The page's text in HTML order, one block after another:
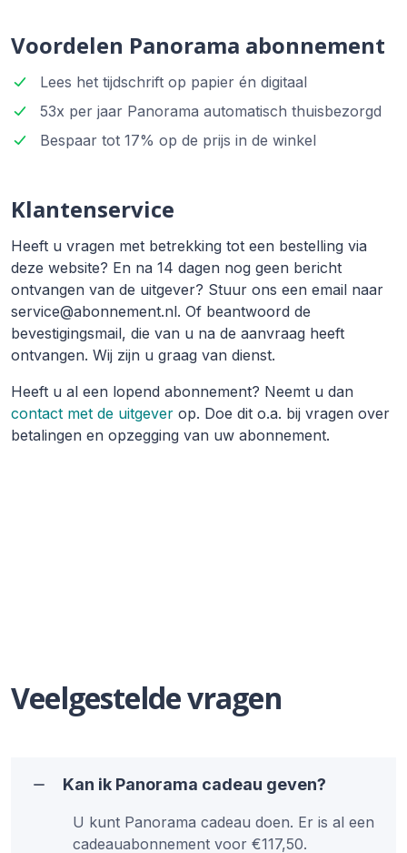
Voordelen Panorama abonnement
Lees het tijdschrift op papier én digitaal
53x per jaar Panorama automatisch thuisbezorgd
Bespaar tot 17% op de prijs in de winkel
Klantenservice
Heeft u vragen met betrekking tot een bestelling via
deze website? En na 14 dagen nog geen bericht
ontvangen van de uitgever? Stuur ons een email naar
service@abonnement.nl. Of beantwoord de
bevestigingsmail, die van u na de aanvraag heeft
ontvangen. Wij zijn u graag van dienst.
Heeft u al een lopend abonnement? Neemt u dan
contact met de uitgever op. Doe dit o.a. bij vragen over
betalingen en opzegging van uw abonnement.
Veelgestelde vragen
Kan ik Panorama cadeau geven?
U kunt Panorama cadeau doen. Er is al een
cadeauabonnement voor €117,50.